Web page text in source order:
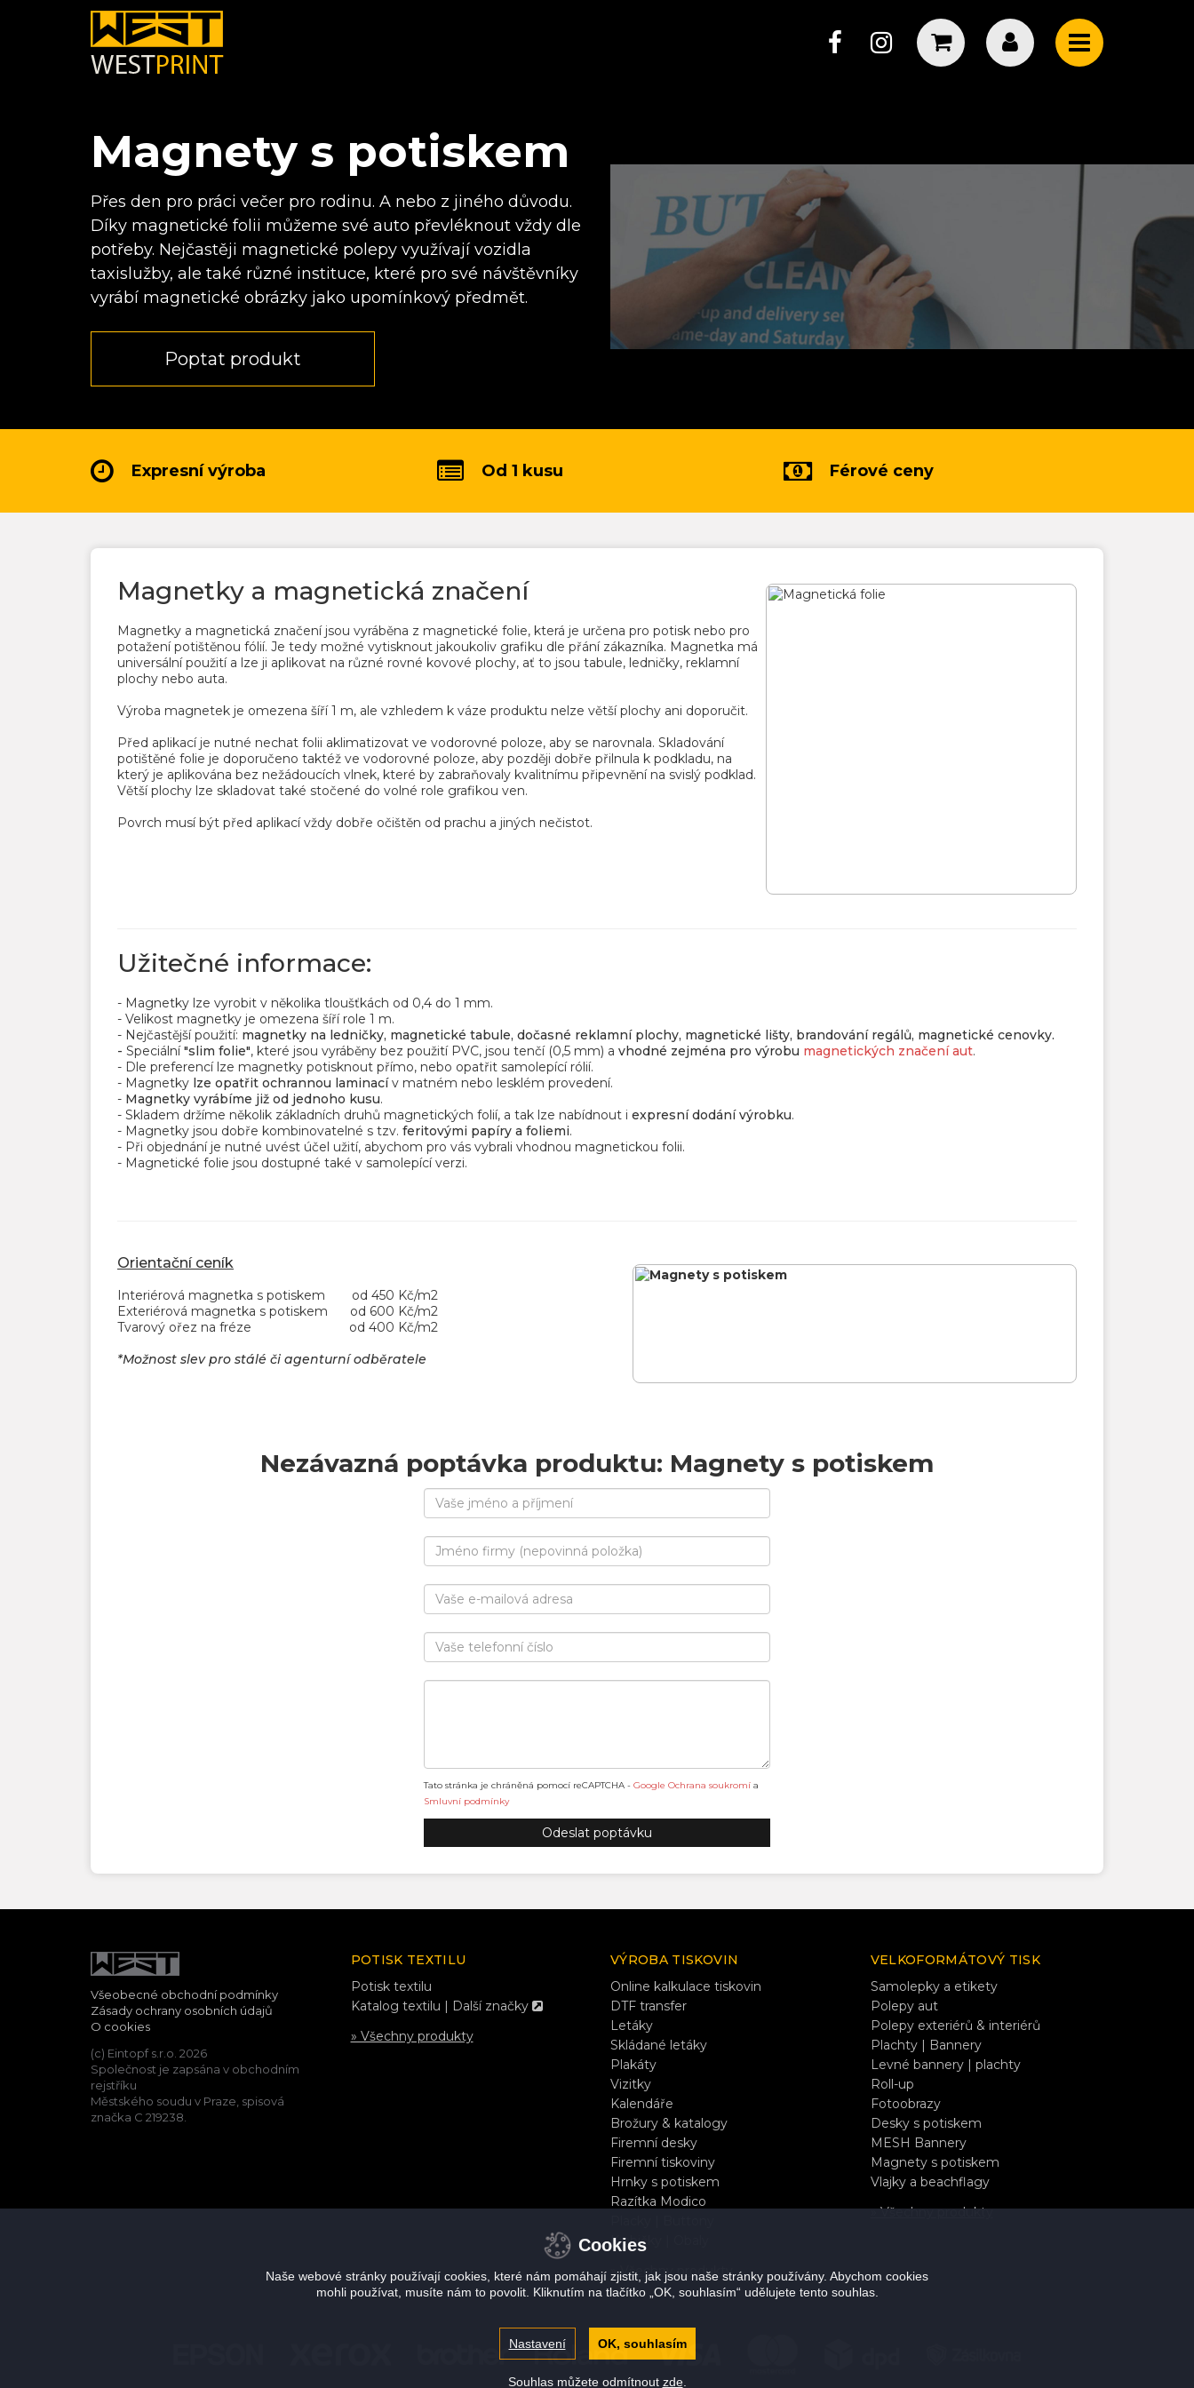
Magnety s potiskem
Přes den pro práci večer pro rodinu. A nebo z jiného důvodu.
Díky magnetické folii můžeme své auto převléknout vždy dle
potřeby. Nejčastěji magnetické polepy využívají vozidla
taxislužby, ale také různé instituce, které pro své návštěvníky
vyrábí magnetické obrázky jako upomínkový předmět.
Poptat produkt
Expresní výroba Od 1 kusu Férové ceny
Magnetky a magnetická značení
Magnetky a magnetická značení jsou vyráběna z magnetické folie, která je určena pro potisk nebo pro
potažení potištěnou fólií. Je tedy možné vytisknout jakoukoliv grafiku dle přání zákazníka. Magnetka má
universální použití a lze ji aplikovat na různé rovné kovové plochy, ať to jsou tabule, ledničky, reklamní
plochy nebo auta.
Výroba magnetek je omezena šíří 1 m, ale vzhledem k váze produktu nelze větší plochy ani doporučit.
Před aplikací je nutné nechat folii aklimatizovat ve vodorovné poloze, aby se narovnala. Skladování
potištěné folie je doporučeno taktéž ve vodorovné poloze, aby později dobře přilnula k podkladu, na
který je aplikována bez nežádoucích vlnek, které by zabraňovaly kvalitnímu připevnění na svislý podklad.
Větší plochy lze skladovat také stočené do volné role grafikou ven.
Povrch musí být před aplikací vždy dobře očištěn od prachu a jiných nečistot.
Užitečné informace:
- Magnetky lze vyrobit v několika tloušťkách od 0,4 do 1 mm.
- Velikost magnetky je omezena šíří role 1 m.
- Nejčastější použití: magnetky na ledničky, magnetické tabule, dočasné reklamní plochy, magnetické lišty, brandování regálů, magnetické cenovky.
- Speciální"slim folie", které jsou vyráběny bez použití PVC, jsou tenčí (0,5 mm) a vhodné zejména pro výrobu magnetických značení aut.
- Dle preferencí lze magnetky potisknout přímo, nebo opatřit samolepící rólií.
- Magnetky lze opatřit ochrannou laminacív matném nebo lesklém provedení.
- Magnetky vyrábíme již od jednoho kusu.
- Skladem držíme několik základních druhů magnetických folií, a tak lze nabídnout i expresní dodání výrobku.
- Magnetky jsou dobře kombinovatelné s tzv. feritovými papíry a foliemi.
- Při objednání je nutné uvést účel užití, abychom pro vás vybrali vhodnou magnetickou folii.
- Magnetické folie jsou dostupné také v samolepící verzi.
Orientační ceník
Interiérová magnetka s potiskem
od 450 Kč/m2
Exteriérová magnetka s potiskem
od 600 Kč/m2
Tvarový ořez na fréze
od 400 Kč/m2
*Možnost slev pro stálé či agenturní odběratele
Nezávazná poptávka produktu: Magnety s potiskem
Tato stránka je chráněná pomocí reCAPTCHA - Google Ochrana soukromí a
Smluvní podmínky
Všeobecné obchodní podmínky
Zásady ochrany osobních údajů
O cookies
(c) Eintopf s.r.o. 2026
Společnost je zapsána v obchodním
rejstříku
Městského soudu v Praze, spisová
značka C 219238.
POTISK TEXTILU
Potisk textilu
Katalog textilu | Další značky
» Všechny produkty
VÝROBA TISKOVIN
Online kalkulace tiskovin
DTF transfer
Letáky
Skládané letáky
Plakáty
Vizitky
Kalendáře
Brožury & katalogy
Firemní desky
Firemní tiskoviny
Hrnky s potiskem
Razítka Modico
Krabičky | Obaly
» Všechny produkty
VELKOFORMÁTOVÝ TISK
Samolepky a etikety
Polepy aut
Polepy exteriérů & interiérů
Plachty | Bannery
Levné bannery | plachty
Roll-up
Fotoobrazy
Desky s potiskem
MESH Bannery
Magnety s potiskem
Vlajky a beachflagy
» Všechny produkty
Cookies
Naše webové stránky používají cookies, které nám pomáhají zjistit, jak jsou naše stránky používány. Abychom cookies
mohli používat, musíte nám to povolit. Kliknutím na tlačítko „OK, souhlasím“ udělujete tento souhlas.
Nastavení OK, souhlasím
Souhlas můžete odmítnout zde.